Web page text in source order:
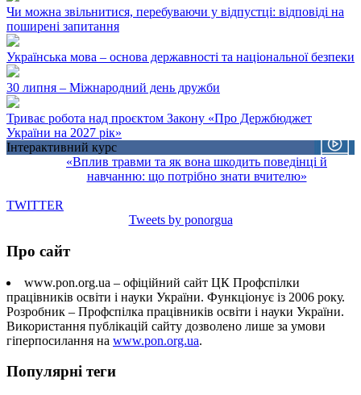
Чи можна звільнитися, перебуваючи у відпустці: відповіді на
поширені запитання
Українська мова – основа державності та національної безпеки
30 липня – Міжнародний день дружби
Триває робота над проєктом Закону «Про Держбюджет
України на 2027 рік»
Інтерактивний курс
«Вплив травми та як вона шкодить поведінці й
навчанню: що потрібно знати вчителю»
TWITTER
Tweets by ponorgua
Про сайт
www.pon.org.ua – офіційний сайт ЦК Профспілки
працівників освіти і науки України. Функціонує із 2006 року.
Розробник – Профспілка працівників освіти і науки України.
Використання публікацій сайту дозволено лише за умови
гіперпосилання на www.pon.org.ua.
Популярні теги